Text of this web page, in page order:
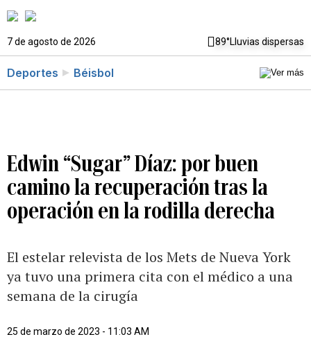
7 de agosto de 2026 89°Lluvias dispersas
Deportes Béisbol
Edwin “Sugar” Díaz: por buen
camino la recuperación tras la
operación en la rodilla derecha
El estelar relevista de los Mets de Nueva York
ya tuvo una primera cita con el médico a una
semana de la cirugía
25 de marzo de 2023 - 11:03 AM